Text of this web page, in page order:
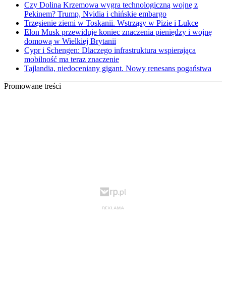
Czy Dolina Krzemowa wygra technologiczną wojnę z
Pekinem? Trump, Nvidia i chińskie embargo
Trzęsienie ziemi w Toskanii. Wstrząsy w Pizie i Lukce
Elon Musk przewiduje koniec znaczenia pieniędzy i wojnę
domową w Wielkiej Brytanii
Cypr i Schengen: Dlaczego infrastruktura wspierająca
mobilność ma teraz znaczenie
Tajlandia, niedoceniany gigant. Nowy renesans pogaństwa
Promowane treści